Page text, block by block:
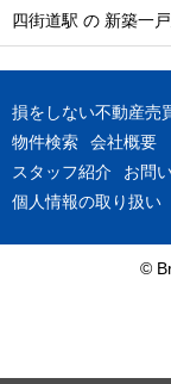
四街道駅 の 新築一
損をしない不動産売
物件検索
会社概要
スタッフ紹介
お問
個人情報の取り扱い
©